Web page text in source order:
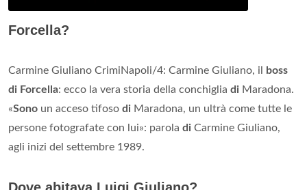
Forcella?
Carmine Giuliano CrimiNapoli/4: Carmine Giuliano, il
boss
di Forcella: ecco la vera storia della conchiglia di Maradona.
«Sono un acceso tifoso di Maradona, un ultrà come tutte le
persone fotografate con lui»: parola di Carmine Giuliano,
agli inizi del settembre 1989.